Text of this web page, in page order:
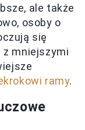
ale także
osoby o
się
z mniejszymi
ramy.